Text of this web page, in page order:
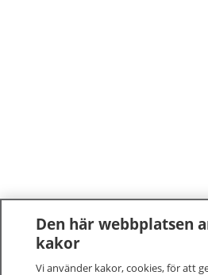
Den här webbplatsen
kakor
Vi använder kakor, cookies, för att